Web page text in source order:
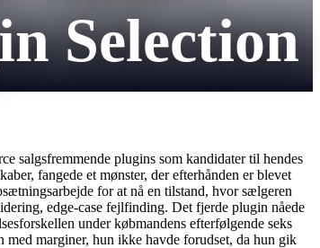
Selection
salgsfremmende plugins som kandidater til hendes
fangede et mønster, der efterhånden er blevet
for at nå en tilstand, hvor sælgeren
edge-case fejlfinding. Det fjerde plugin nåede
under købmandens efterfølgende seks
marginer, hun ikke havde forudset, da hun gik